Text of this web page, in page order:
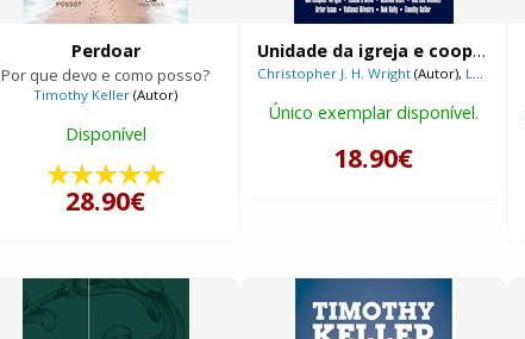
Perdoar
Por que devo e como posso?
Timothy Keller (Autor)
Disponível
28.90€
Unidade da igreja e cooperação na missão
Christopher J. H. Wright (Autor), Leandro Silva
Único exemplar disponível.
18.90€